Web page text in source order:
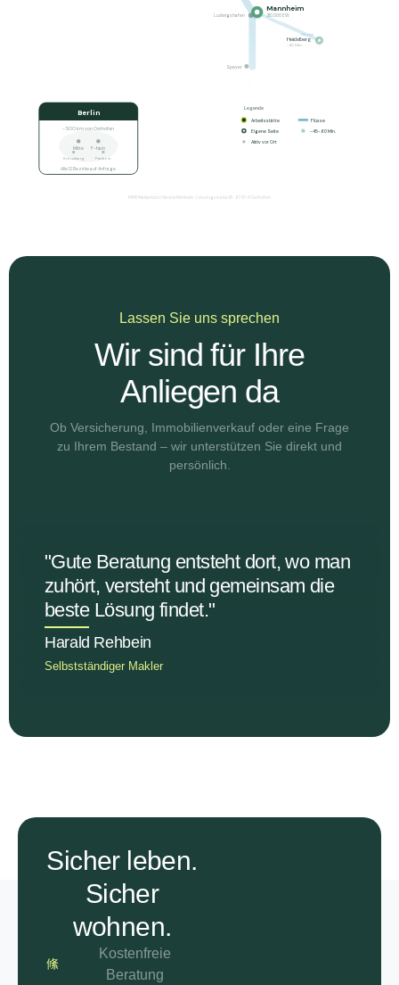
Neckar
Ludwigshafen
Speyer
Mannheim
310.000 EW
Heidelberg
~45 Min.
Berlin
~ 500 km von Osthofen
Mitte F-hain
Kreuzberg Pankow
Alle 12 Bezirke auf Anfrage
Legende
Arbeitsstätte
Eigene Seite
Aktiv vor Ort
Flüsse
~45-60 Min.
MHR Maklerbüro Harald Rehbein · Lessingstraße 18 · 67574 Osthofen
"Gute Beratung entsteht dort, wo man
zuhört, versteht und gemeinsam die
beste Lösung findet."
Harald Rehbein
Selbstständiger Makler
Lassen Sie uns sprechen
Wir sind für Ihre
Anliegen da
Ob Versicherung, Immobilienverkauf oder eine Frage
zu Ihrem Bestand – wir unterstützen Sie direkt und
persönlich.
Sicher leben.
Sicher
wohnen.
Kostenfreie
Beratung